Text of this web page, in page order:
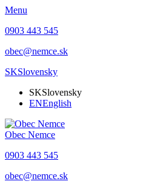
Menu
0903 443 545
obec@nemce.sk
SKSlovensky
SKSlovensky
ENEnglish
Obec Nemce
0903 443 545
obec@nemce.sk